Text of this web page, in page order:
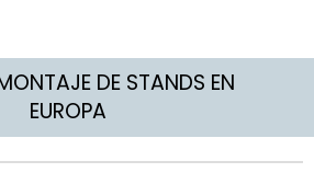
DE STANDS EN
EUROPA